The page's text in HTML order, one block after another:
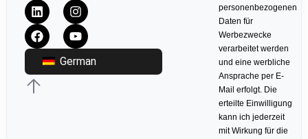
German
personenbezogenen
Daten für
Werbezwecke
verarbeitet werden
und eine werbliche
Ansprache per E-
Mail erfolgt. Die
erteilte Einwilligung
kann ich jederzeit
mit Wirkung für die